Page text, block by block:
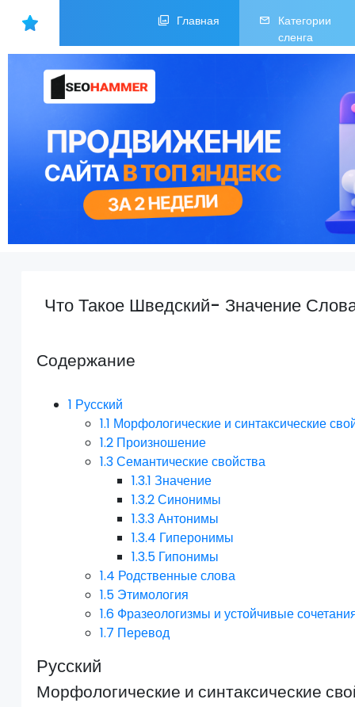
Главная
Категории
сленга
Что Такое Шведский- Значение
Содержание
1 Русский
1.1 Морфологические и синтаксические
1.2 Произношение
1.3Семантические свойства
1.3.1 Значение
1.3.2Синонимы
1.3.3Антонимы
1.3.4 Гиперонимы
1.3.5 Гипонимы
1.4 Родственные слова
1.5 Этимология
1.6 Фразеологизмы и устойчивые
1.7 Перевод
Русский
Морфологические и синтаксические